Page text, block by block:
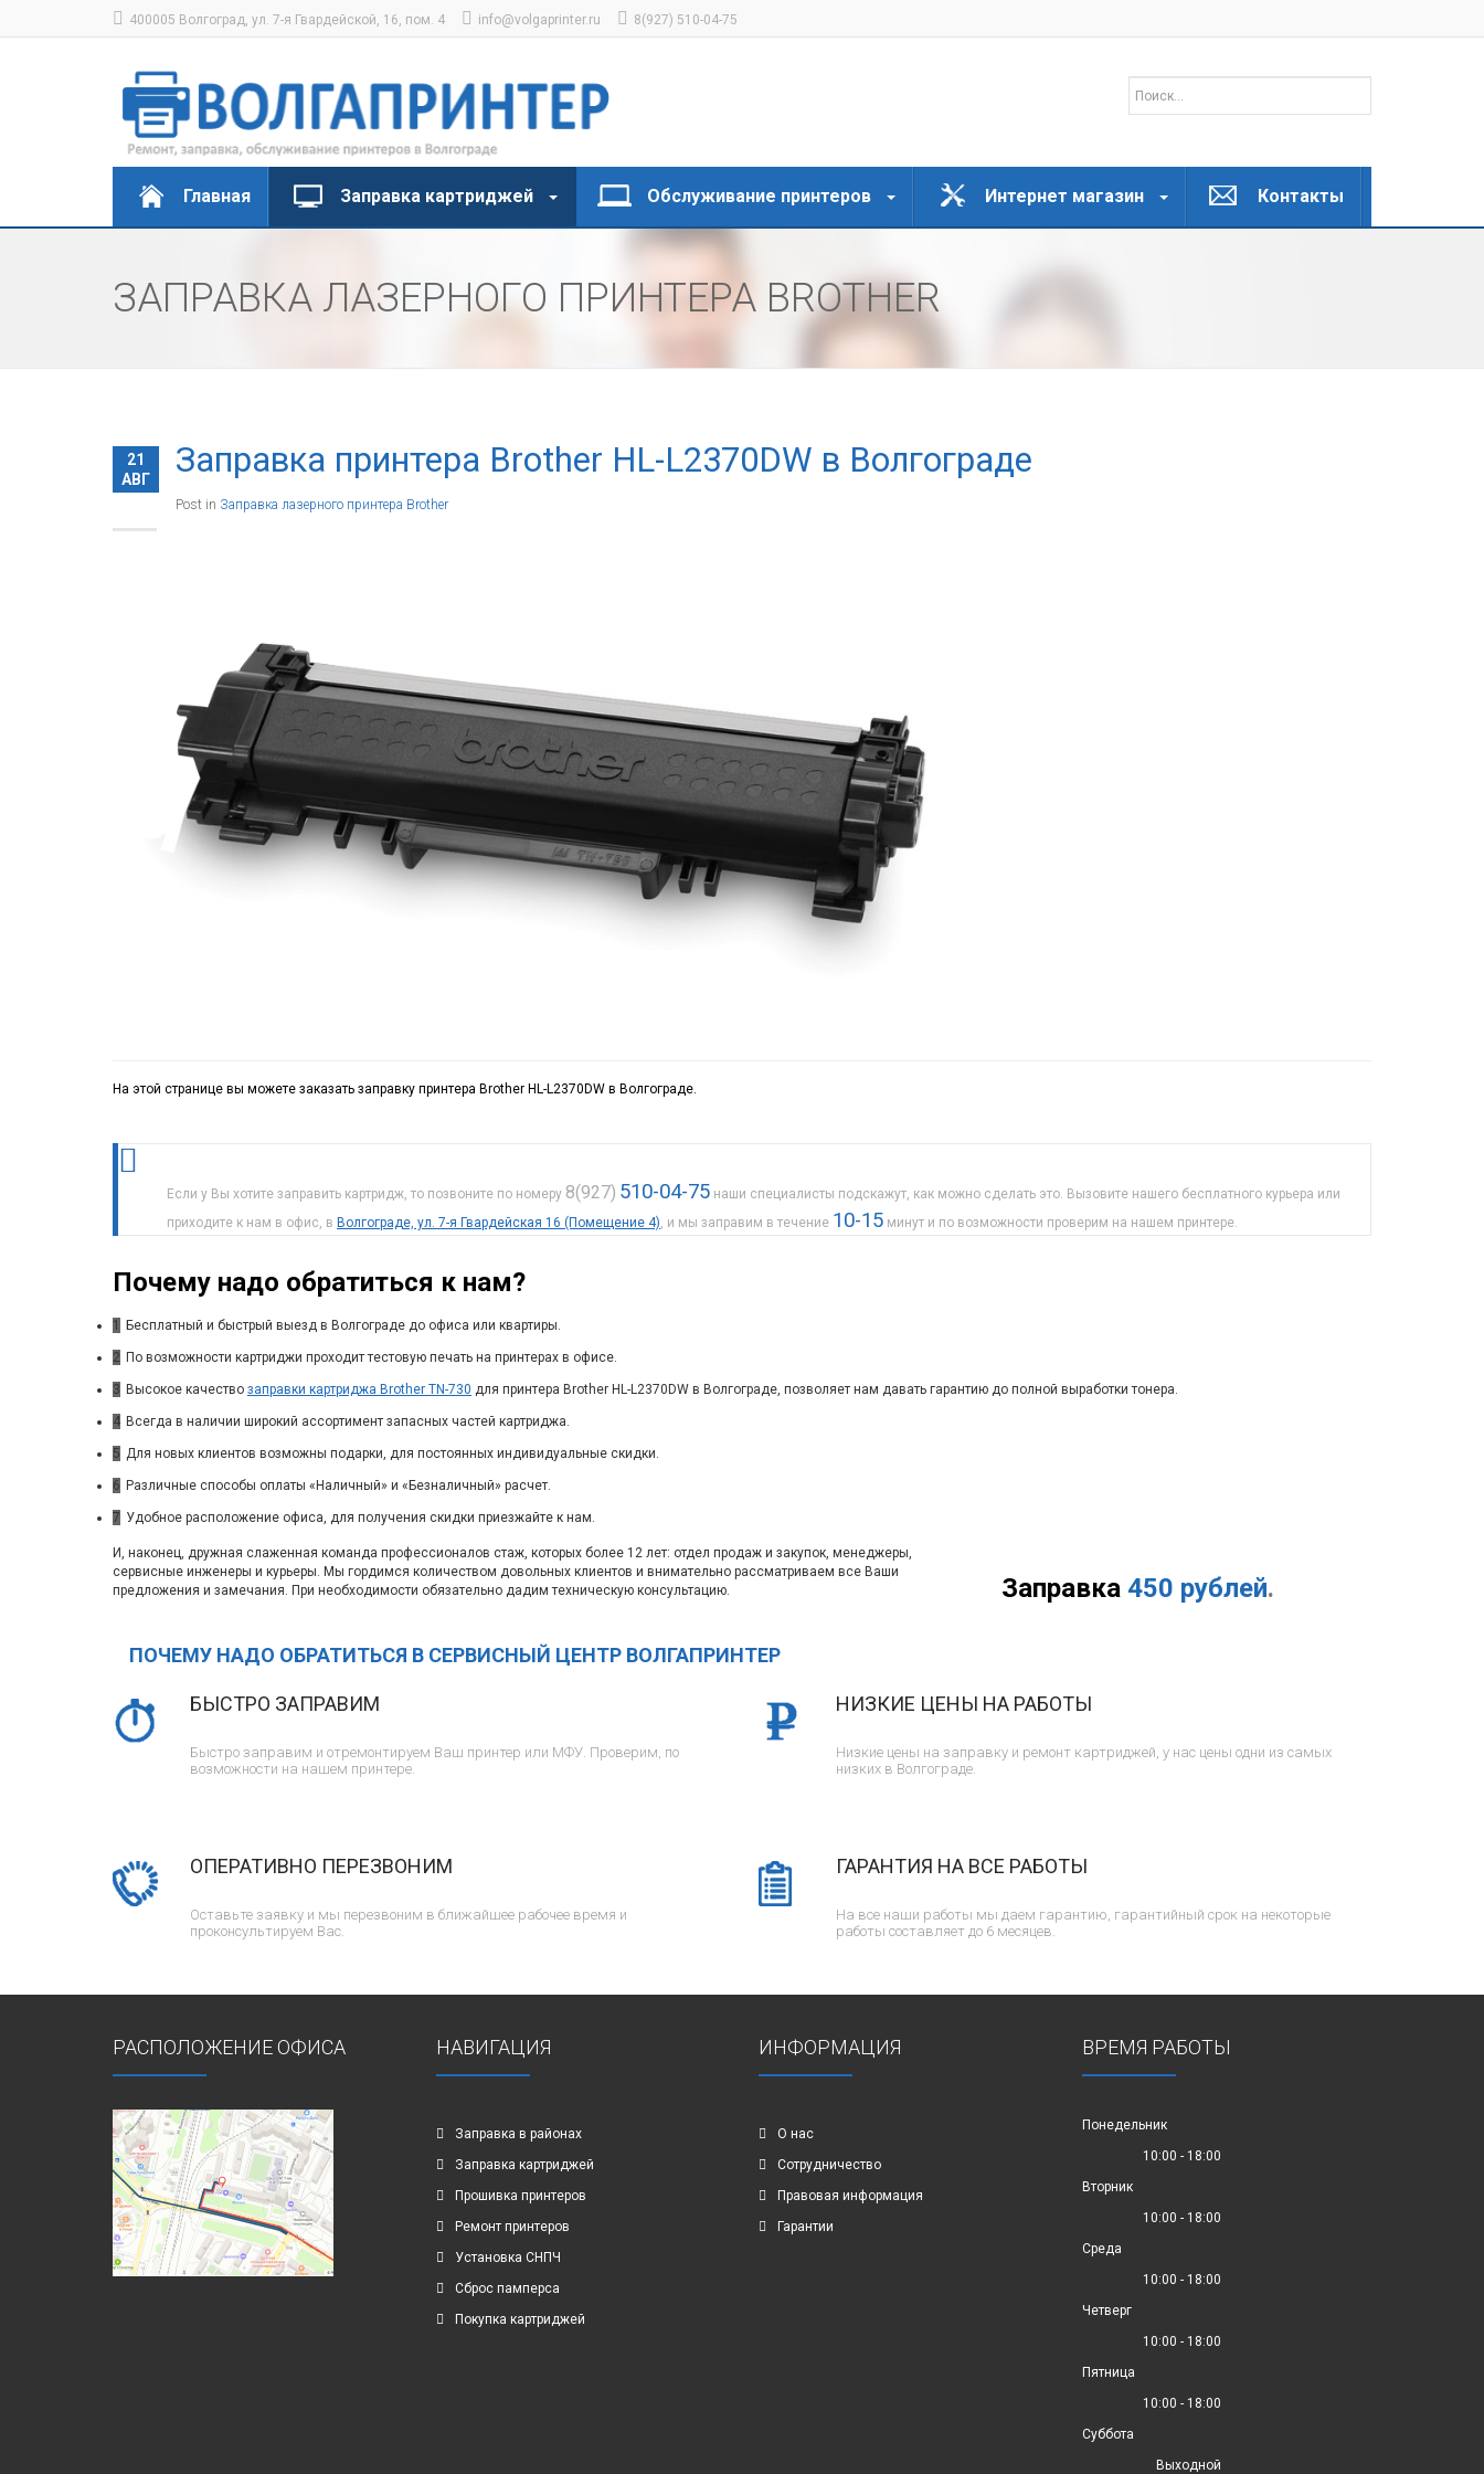
400005 Волгоград, ул. 7-я Гвардейской, 16, пом. 4 info@volgaprinter.ru 8(927) 510-04-75
Главная Заправка картриджей Обслуживание принтеров Интернет магазин Контакты
ЗАПРАВКА ЛАЗЕРНОГО ПРИНТЕРА BROTHER
21
АВГ
Заправка принтера Brother HL-L2370DW в Волгограде
Post in Заправка лазерного принтера Brother
На этой странице вы можете заказать заправку принтера Brother HL-L2370DW в Волгограде.
Если у Вы хотите заправить картридж, то позвоните по номеру 8(927) 510-04-75 наши специалисты подскажут, как можно сделать это. Вызовите нашего бесплатного курьера или
приходите к нам в офис, в Волгограде, ул. 7-я Гвардейская 16 (Помещение 4), и мы заправим в течение 10-15 минут и по возможности проверим на нашем принтере.
Почему надо обратиться к нам?
1 Бесплатный и быстрый выезд в Волгограде до офиса или квартиры.
2 По возможности картриджи проходит тестовую печать на принтерах в офисе.
3 Высокое качество заправки картриджа Brother TN-730 для принтера Brother HL-L2370DW в Волгограде, позволяет нам давать гарантию до полной выработки тонера.
4 Всегда в наличии широкий ассортимент запасных частей картриджа.
5 Для новых клиентов возможны подарки, для постоянных индивидуальные скидки.
6 Различные способы оплаты «Наличный» и «Безналичный» расчет.
7 Удобное расположение офиса, для получения скидки приезжайте к нам.
Заправка 450 рублей.
И, наконец, дружная слаженная команда профессионалов стаж, которых более 12 лет: отдел продаж и закупок, менеджеры,
сервисные инженеры и курьеры. Мы гордимся количеством довольных клиентов и внимательно рассматриваем все Ваши
предложения и замечания. При необходимости обязательно дадим техническую консультацию.
ПОЧЕМУ НАДО ОБРАТИТЬСЯ В СЕРВИСНЫЙ ЦЕНТР ВОЛГАПРИНТЕР
БЫСТРО ЗАПРАВИМ
Быстро заправим и отремонтируем Ваш принтер или МФУ. Проверим, по
возможности на нашем принтере.
ОПЕРАТИВНО ПЕРЕЗВОНИМ
Оставьте заявку и мы перезвоним в ближайшее рабочее время и
проконсультируем Вас.
НИЗКИЕ ЦЕНЫ НА РАБОТЫ
Низкие цены на заправку и ремонт картриджей, у нас цены одни из самых
низких в Волгограде.
ГАРАНТИЯ НА ВСЕ РАБОТЫ
На все наши работы мы даем гарантию, гарантийный срок на некоторые
работы составляет до 6 месяцев.
РАСПОЛОЖЕНИЕ ОФИСА НАВИГАЦИЯ
Заправка в районах
Заправка картриджей
Прошивка принтеров
Ремонт принтеров
Установка СНПЧ
Сброс памперса
Покупка картриджей
ИНФОРМАЦИЯ
О нас
Сотрудничество
Правовая информация
Гарантии
ВРЕМЯ РАБОТЫ
Понедельник
10:00 - 18:00
Вторник
10:00 - 18:00
Среда
10:00 - 18:00
Четверг
10:00 - 18:00
Пятница
10:00 - 18:00
Суббота
Выходной